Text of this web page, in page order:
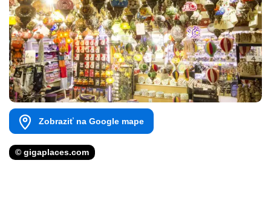
Zobraziť na Google mape
© gigaplaces.com